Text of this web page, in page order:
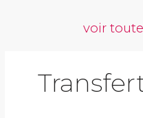
voir